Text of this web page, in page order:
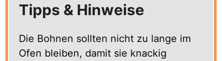
Tipps & Hinweise
Die Bohnen sollten nicht zu lange im
Ofen bleiben, damit sie knackig